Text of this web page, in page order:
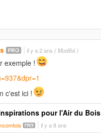
il y a 2 ans ( Modifié )
exemple !
c'est ici !
pour l'Air du Bois
il y a 8 ans